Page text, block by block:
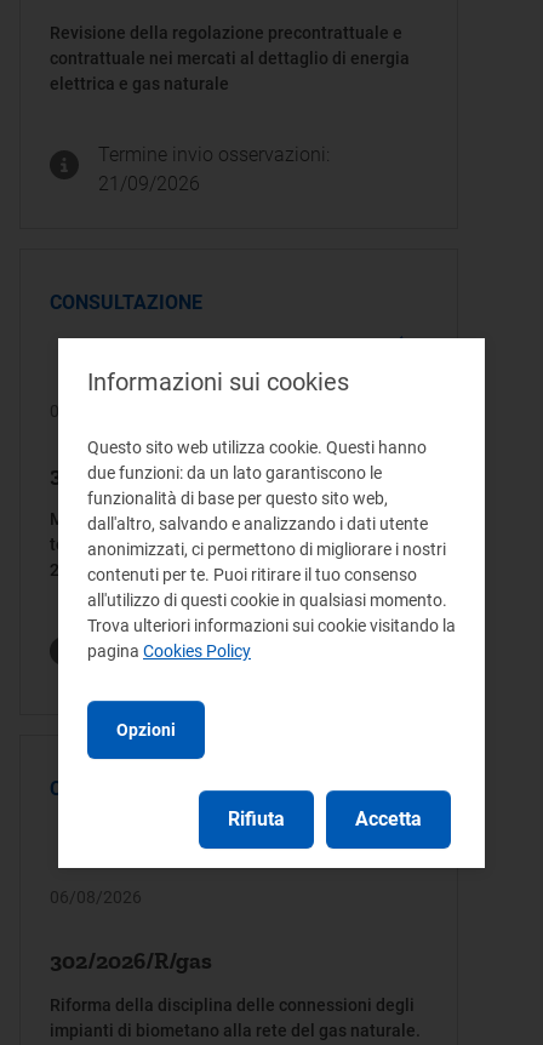
Revisione della regolazione precontrattuale e
contrattuale nei mercati al dettaglio di energia
elettrica e gas naturale
Termine invio osservazioni:
21/09/2026
CONSULTAZIONE
06/08/2026
303/2026/R/gas
Modalità attuative del servizio di interrompibilità
tecnica, di cui al decreto ministeriale 21 ottobre
2022
Termine invio osservazioni:
CONSULTAZIONE
06/08/2026
302/2026/R/gas
Riforma della disciplina delle connessioni degli
impianti di biometano alla rete del gas naturale.
Informazioni sui cookies
Questo sito web utilizza cookie. Questi hanno
due funzioni: da un lato garantiscono le
funzionalità di base per questo sito web,
dall'altro, salvando e analizzando i dati utente
anonimizzati, ci permettono di migliorare i nostri
contenuti per te. Puoi ritirare il tuo consenso
all'utilizzo di questi cookie in qualsiasi momento.
Trova ulteriori informazioni sui cookie visitando la
pagina Cookies Policy
Opzioni
Rifiuta Accetta